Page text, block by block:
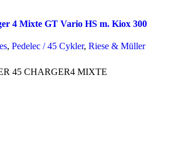
4 Mixte GT Vario HS m. Kiox 300
, Pedelec / 45 Cykler, Riese & Müller
45 CHARGER4 MIXTE